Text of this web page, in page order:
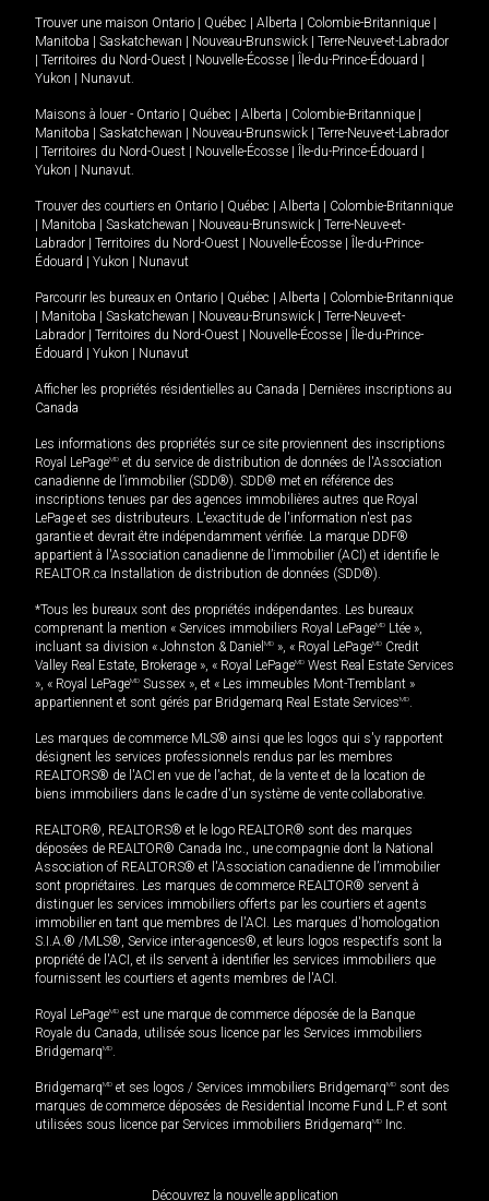
Trouver une maison Ontario Québec Alberta Colombie-Britannique
Manitoba
Saskatchewan Nouveau-Brunswick
Terre-Neuve-et-Labrador
Territoires du Nord-Ouest Nouvelle-Écosse Île-du-Prince-Édouard
Yukon
Nunavut.
Maisons à louer - Ontario Québec Alberta Colombie-Britannique
Manitoba
Saskatchewan Nouveau-Brunswick
Terre-Neuve-et-Labrador
Territoires du Nord-Ouest Nouvelle-Écosse Île-du-Prince-Édouard
Yukon
Nunavut.
Trouver des courtiers en Ontario Québec Alberta
Colombie-Britannique
Manitoba Saskatchewan Nouveau-Brunswick
Terre-Neuve-et-
Labrador
Territoires du Nord-Ouest Nouvelle-Écosse
Île-du-Prince-
Édouard
Yukon Nunavut
Parcourir les bureaux en Ontario Québec Alberta
Colombie-Britannique
Manitoba Saskatchewan Nouveau-Brunswick
Terre-Neuve-et-
Labrador
Territoires du Nord-Ouest Nouvelle-Écosse
Île-du-Prince-
Édouard
Yukon Nunavut
Afficher les propriétés résidentielles au Canada
Dernières inscriptions au
Canada
Les informations des propriétés sur ce site proviennent des inscriptions
Royal LePageMD et du service de distribution de données de l'Association
canadienne de l’immobilier (SDD®). SDD® met en référence des
inscriptions tenues par des agences immobilières autres que Royal
LePage et ses distributeurs. L'exactitude de l'information n'est pas
garantie et devrait être indépendamment vérifiée. La marque DDF®
appartient à l'Association canadienne de l’immobilier (ACI) et identifie le
REALTOR.ca Installation de distribution de données (SDD®).
*Tous les bureaux sont des propriétés indépendantes. Les bureaux
comprenant la mention « Services immobiliers Royal LePageMD Ltée »,
incluant sa division « Johnston & Daniel MD », « Royal LePageMD Credit
Valley Real Estate, Brokerage », « Royal LePageMD West Real Estate Services
», « Royal LePageMD Sussex », et « Les immeubles Mont-Tremblant »
appartiennent et sont gérés par Bridgemarq Real Estate ServicesMD.
Les marques de commerce MLS® ainsi que les logos qui s'y rapportent
désignent les services professionnels rendus par les membres
REALTORS® de l'ACI en vue de l'achat, de la vente et de la location de
biens immobiliers dans le cadre d'un système de vente collaborative.
REALTOR®, REALTORS® et le logo REALTOR® sont des marques
déposées de REALTOR® Canada Inc., une compagnie dont la National
Association of REALTORS® et l'Association canadienne de l’immobilier
sont propriétaires. Les marques de commerce REALTOR® servent à
distinguer les services immobiliers offerts par les courtiers et agents
immobilier en tant que membres de l'ACI. Les marques d'homologation
S.I.A.® /MLS®, Service inter-agences®, et leurs logos respectifs sont la
propriété de l'ACI, et ils servent à identifier les services immobiliers que
fournissent les courtiers et agents membres de l'ACI.
Royal LePageMD est une marque de commerce déposée de la Banque
Royale du Canada, utilisée sous licence par les Services immobiliers
BridgemarqMD.
BridgemarqMD et ses logos / Services immobiliers BridgemarqMD sont des
marques de commerce déposées de Residential Income Fund L.P. et sont
utilisées sous licence par Services immobiliers BridgemarqMD Inc.
Découvrez la nouvelle application